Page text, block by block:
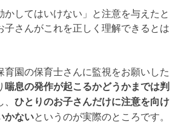
かしてはいけない」と注意を与えたと
子さんがこれを正しく理解できるとは
育園の保育士さんに監視をお願いした
喘息の発作が起こるかどうかまでは判
ひとりのお子さんだけに注意を向け
かないというのが実際のところです。